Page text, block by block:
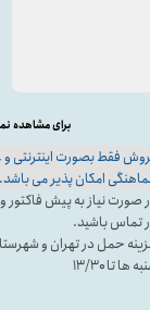
فقط بصورت اینترنتی
امکان پذیر می باشد.
تماس باشید.
حمل در تهران و
ها تا ۱۳/۳۰
برای مشاهده